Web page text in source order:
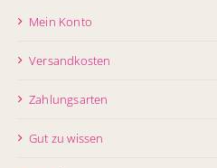
Mein Konto
Versandkosten
Zahlungsarten
Gut zu wissen